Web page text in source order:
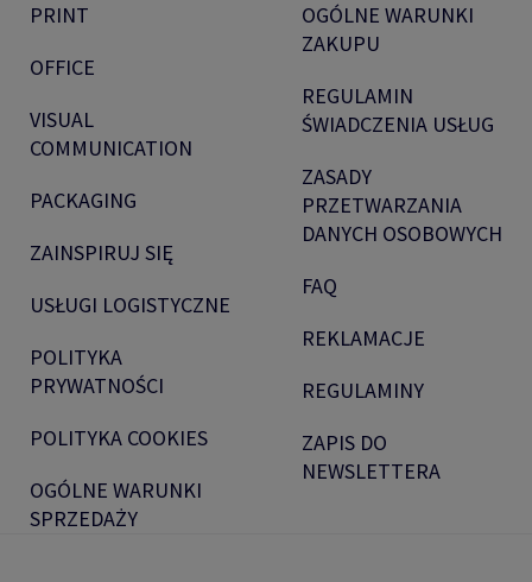
PRINT
OFFICE
VISUAL
COMMUNICATION
PACKAGING
ZAINSPIRUJ SIĘ
USŁUGI LOGISTYCZNE
POLITYKA
PRYWATNOŚCI
POLITYKA COOKIES
OGÓLNE WARUNKI
SPRZEDAŻY
OGÓLNE WARUNKI
ZAKUPU
REGULAMIN
ŚWIADCZENIA USŁUG
ZASADY
PRZETWARZANIA
DANYCH OSOBOWYCH
FAQ
REKLAMACJE
REGULAMINY
ZAPIS DO
NEWSLETTERA